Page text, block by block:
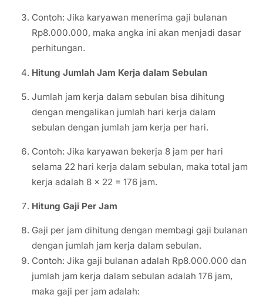
Contoh: Jika karyawan menerima gaji bulanan
Rp8.000.000, maka angka ini akan menjadi dasar
perhitungan.
Hitung Jumlah Jam Kerja dalam Sebulan
Jumlah jam kerja dalam sebulan bisa dihitung
dengan mengalikan jumlah hari kerja dalam
sebulan dengan jumlah jam kerja per hari.
Contoh: Jika karyawan bekerja 8 jam per hari
selama 22 hari kerja dalam sebulan, maka total jam
kerja adalah 8 x 22 = 176 jam.
Hitung Gaji Per Jam
Gaji per jam dihitung dengan membagi gaji bulanan
dengan jumlah jam kerja dalam sebulan.
Contoh: Jika gaji bulanan adalah Rp8.000.000 dan
jumlah jam kerja dalam sebulan adalah 176 jam,
maka gaji per jam adalah: